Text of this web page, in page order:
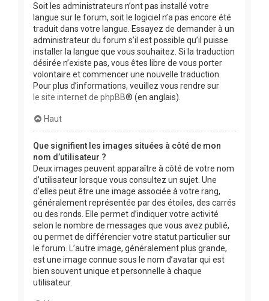
Soit les administrateurs n’ont pas installé votre
langue sur le forum, soit le logiciel n’a pas encore été
traduit dans votre langue. Essayez de demander à un
administrateur du forum s’il est possible qu’il puisse
installer la langue que vous souhaitez. Si la traduction
désirée n’existe pas, vous êtes libre de vous porter
volontaire et commencer une nouvelle traduction.
Pour plus d’informations, veuillez vous rendre sur
le site internet de phpBB® (en anglais).
Haut
Que signifient les images situées à côté de mon
nom d’utilisateur ?
Deux images peuvent apparaître à côté de votre nom
d’utilisateur lorsque vous consultez un sujet. Une
d’elles peut être une image associée à votre rang,
généralement représentée par des étoiles, des carrés
ou des ronds. Elle permet d’indiquer votre activité
selon le nombre de messages que vous avez publié,
ou permet de différencier votre statut particulier sur
le forum. L’autre image, généralement plus grande,
est une image connue sous le nom d’avatar qui est
bien souvent unique et personnelle à chaque
utilisateur.